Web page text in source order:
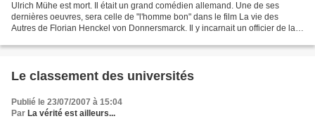
Ulrich Mühe est mort. Il était un grand comédien allemand. Une de ses
dernières oeuvres, sera celle de "l'homme bon" dans le film La vie des
Autres de Florian Henckel von Donnersmarck. Il y incarnait un officier de la
Le classement des universités
Publié le 23/07/2007 à 15:04
Par La vérité est ailleurs...